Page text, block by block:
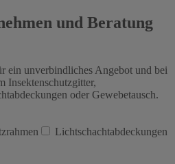
und Beratung
ein unverbindliches Angebot und bei
Insektenschutzgitter,
oder Gewebetausch.
Lichtschachtabdeckungen